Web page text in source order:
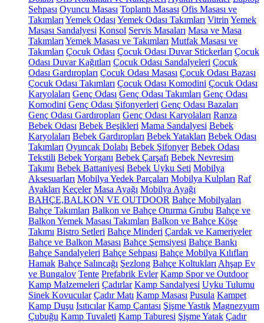
Sehpası Oyuncu Masası Toplantı Masası Ofis Masası ve
Takımları Yemek Odası Yemek Odası Takımları Vitrin Yemek
Masası Sandalyesi Konsol Servis Masaları Masa ve Masa
Takımları Yemek Masası ve Takımları Mutfak Masası ve
Takımları Çocuk Odası Çocuk Odası Duvar Stickerları Çocuk
Odası Duvar Kağıtları Çocuk Odası Sandalyeleri Çocuk
Odası Gardıropları Çocuk Odası Masası Çocuk Odası Bazası
Çocuk Odası Takımları Çocuk Odası Komodini Çocuk Odası
Karyolaları Genç Odası Genç Odası Takımları Genç Odası
Komodini Genç Odası Şifonyerleri Genç Odası Bazaları
Genç Odası Gardıropları Genç Odası Karyolaları Ranza
Bebek Odası Bebek Beşikleri Mama Sandalyesi Bebek
Karyolaları Bebek Gardıropları Bebek Yatakları Bebek Odası
Takımları Oyuncak Dolabı Bebek Şifonyer Bebek Odası
Tekstili Bebek Yorganı Bebek Çarşafı Bebek Nevresim
Takımı Bebek Battaniyesi Bebek Uyku Seti Mobilya
Aksesuarları Mobilya Yedek Parçaları Mobilya Kulpları Raf
Ayakları Keçeler Masa Ayağı Mobilya Ayağı
BAHÇE,BALKON VE OUTDOOR Bahçe Mobilyaları
Bahçe Takımları Balkon ve Bahçe Oturma Grubu Bahçe ve
Balkon Yemek Masası Takımları Balkon ve Bahçe Köşe
Takımı Bistro Setleri Bahçe Minderi Çardak ve Kameriyeler
Bahçe ve Balkon Masası Bahçe Şemsiyesi Bahçe Bankı
Bahçe Sandalyeleri Bahçe Sehpası Bahçe Mobilya Kılıfları
Hamak Bahçe Salıncağı Şezlong Bahçe Koltukları Ahşap Ev
ve Bungalov Tente Prefabrik Evler Kamp Spor ve Outdoor
Kamp Malzemeleri Çadırlar Kamp Sandalyesi Uyku Tulumu
Sinek Kovucular Çadır Matı Kamp Masası Pusula Kampet
Kamp Duşu Isıtıcılar Kamp Çantası Şişme Yastık Magnezyum
Çubuğu Kamp Tuvaleti Kamp Taburesi Şişme Yatak Çadır